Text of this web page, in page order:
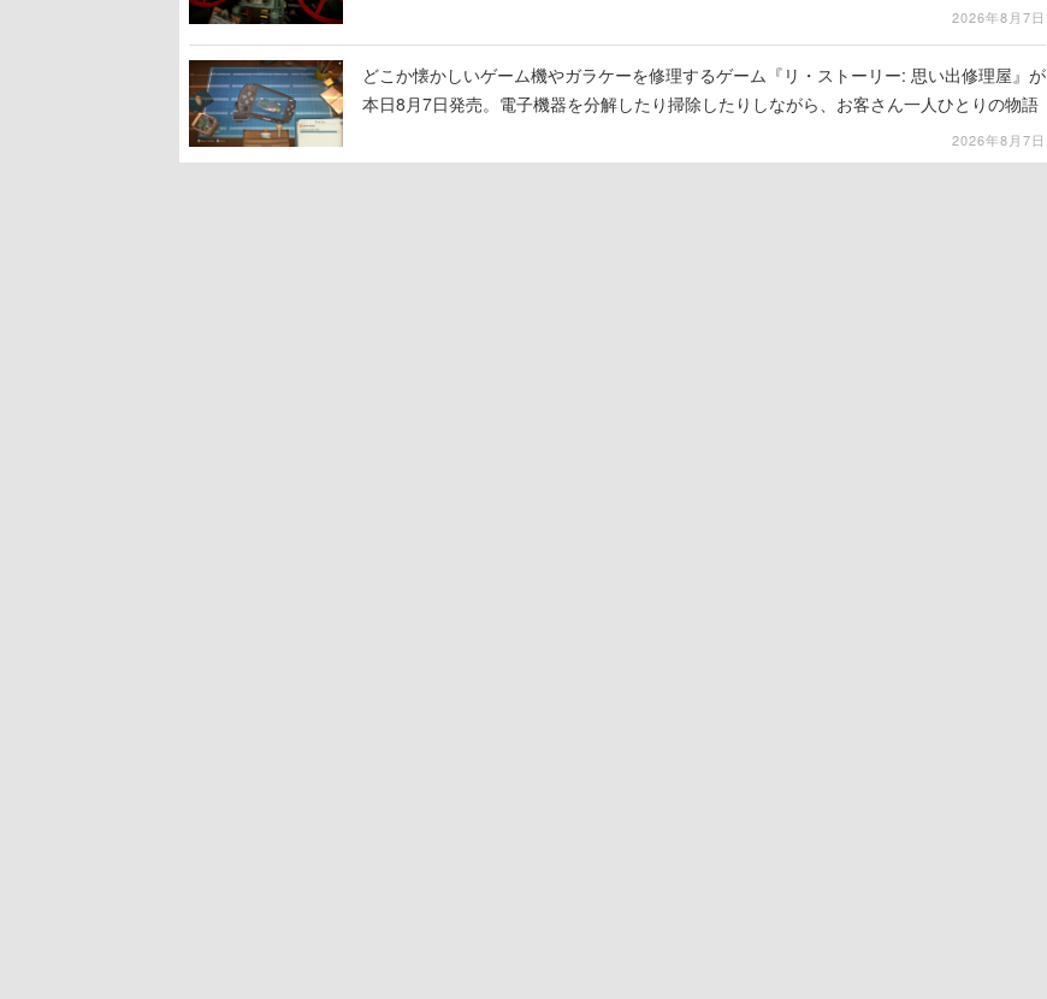
2026年8月7日
どこか懐かしいゲーム機やガラケーを修理するゲーム『リ・ストーリー: 思い出修理屋』が
本日8月7日発売。電子機器を分解したり掃除したりしながら、お客さん一人ひとりの物語
2026年8月7日